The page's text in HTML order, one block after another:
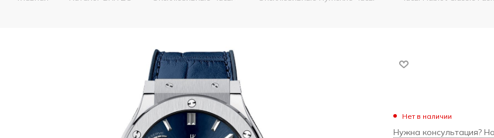
Нет в наличии
Нужна консультация?